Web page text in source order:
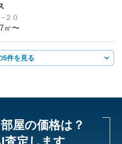
２０
㎡〜
5件を見る
屋の価格は？
査定します